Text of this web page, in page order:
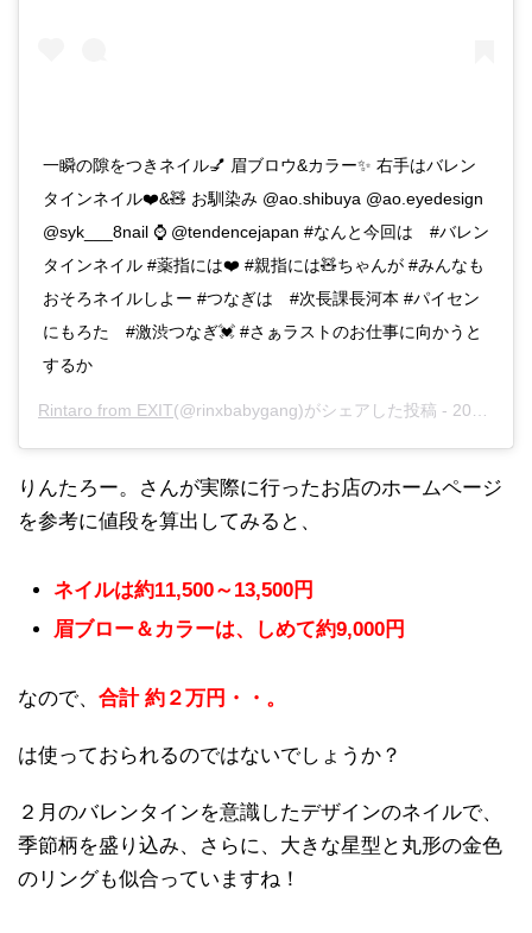
一瞬の隙をつきネイル💅 眉ブロウ&カラー✨ 右手はバレン
タインネイル❤️&🧸 お馴染み @ao.shibuya @ao.eyedesign
@syk___8nail ⌚️ @tendencejapan #なんと今回は #バレン
タインネイル #薬指には❤️ #親指には🧸ちゃんが #みんなも
おそろネイルしよー #つなぎは #次長課長河本 #パイセン
にもろた #激渋つなぎ💓 #さぁラストのお仕事に向かうと
するか
Rintaro from EXIT(@rinxbabygang)がシェアした投稿 - 2020年 1月月31日午前2時18分PST
りんたろー。さんが実際に行ったお店のホームページ
を参考に値段を算出してみると、
ネイルは約11,500～13,500円
眉ブロー＆カラーは、しめて約9,000円
なので、 合計 約２万円・・。
は使っておられるのではないでしょうか？
２月のバレンタインを意識したデザインのネイルで、
季節柄を盛り込み、さらに、大きな星型と丸形の金色
のリングも似合っていますね！